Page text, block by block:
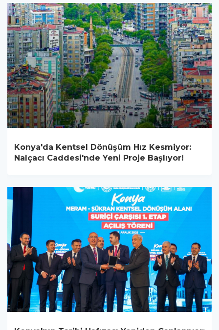
Konya'da Kentsel Dönüşüm Hız Kesmiyor:
Nalçacı Caddesi'nde Yeni Proje Başlıyor!